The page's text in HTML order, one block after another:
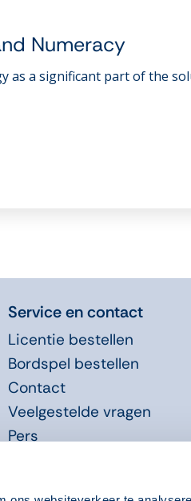
Numeracy
a significant part of the
Service en contact
Licentie bestellen
Bordspel bestellen
Contact
Veelgestelde vragen
Pers